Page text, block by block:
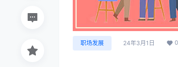
职场发展 24年3月1日 0